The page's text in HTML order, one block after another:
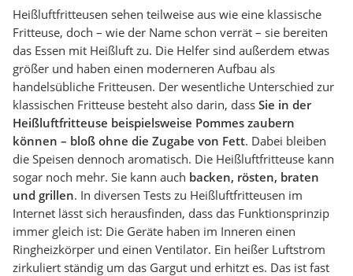
Heißluftfritteusen sehen teilweise aus wie eine klassische
Fritteuse, doch – wie der Name schon verrät – sie bereiten
das Essen mit Heißluft zu. Die Helfer sind außerdem etwas
größer und haben einen moderneren Aufbau als
handelsübliche Fritteusen. Der wesentliche Unterschied zur
klassischen Fritteuse besteht also darin, dass Sie in der
Heißluftfritteuse beispielsweise Pommes zaubern
können – bloß ohne die Zugabe von Fett. Dabei bleiben
die Speisen dennoch aromatisch. Die Heißluftfritteuse kann
sogar noch mehr. Sie kann auch backen, rösten, braten
und grillen. In diversen Tests zu Heißluftfritteusen im
Internet lässt sich herausfinden, dass das Funktionsprinzip
immer gleich ist: Die Geräte haben im Inneren einen
Ringheizkörper und einen Ventilator. Ein heißer Luftstrom
zirkuliert ständig um das Gargut und erhitzt es. Das ist fast